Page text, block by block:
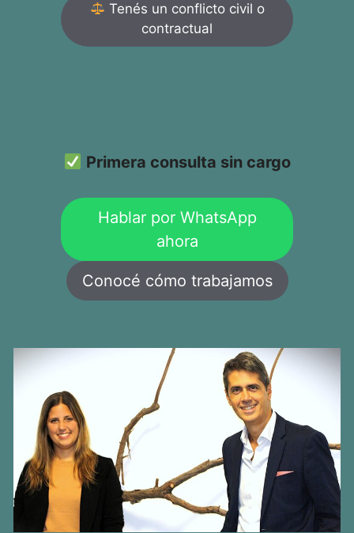
Tenés un conflicto civil o
contractual
Primera consulta sin cargo
Hablar por WhatsApp
ahora
Conocé cómo trabajamos